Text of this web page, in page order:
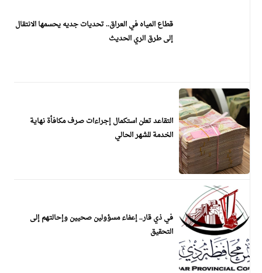
قطاع المياه في العراق.. تحديات جديه يحسمها الانتقال
إلى طرق الري الحديث
التقاعد تعلن استكمال إجراءات صرف مكافأة نهاية
الخدمة للشهر الحالي
في ذي قار.. إعفاء مسؤولين صحيين وإحالتهم إلى
التحقيق